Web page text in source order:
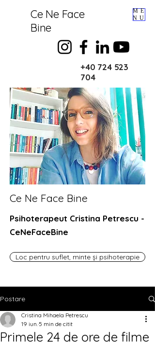
Ce Ne Face
Bine
ME
NU
+40 724 523
704
Ce Ne Face Bine
Psihoterapeut Cristina Petrescu -
CeNeFaceBine
Loc pentru suflet, minte și psihoterapie
Postare
Primele 24 de ore de filme
Cristina Mihaela Petrescu
19 iun.5 min de citit